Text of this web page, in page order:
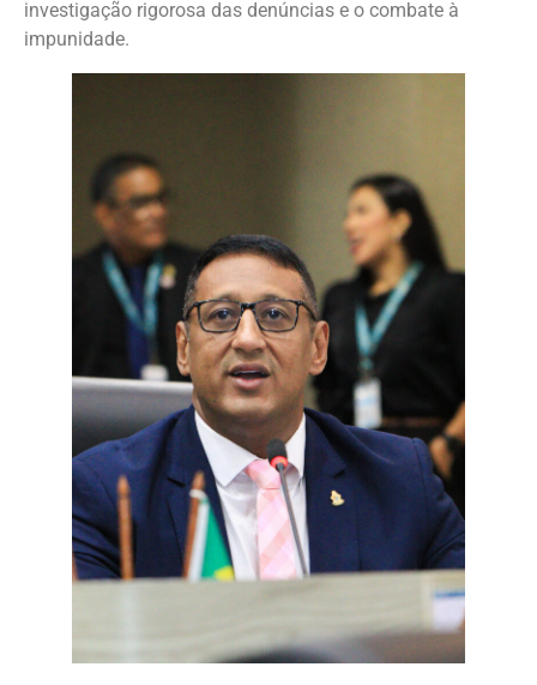
investigação rigorosa das denúncias e o combate à
impunidade.